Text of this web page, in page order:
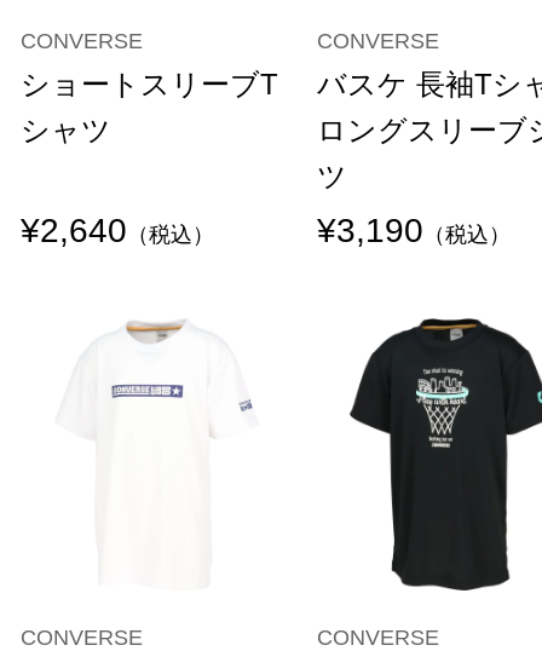
CONVERSE
ショートスリーブT
シャツ
¥2,640 （税込）
CONVERSE
バスケ 長袖Tシ
ロングスリーブ
ツ
¥3,190 （税込）
CONVERSE CONVERSE